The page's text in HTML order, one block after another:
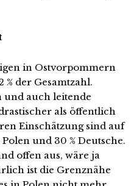
in Ostvorpommern
% der Gesamtzahl.
und auch leitende
als öffentlich
Einschätzung sind auf
und 30 % Deutsche.
offen aus, wäre ja
ist die Grenznähe